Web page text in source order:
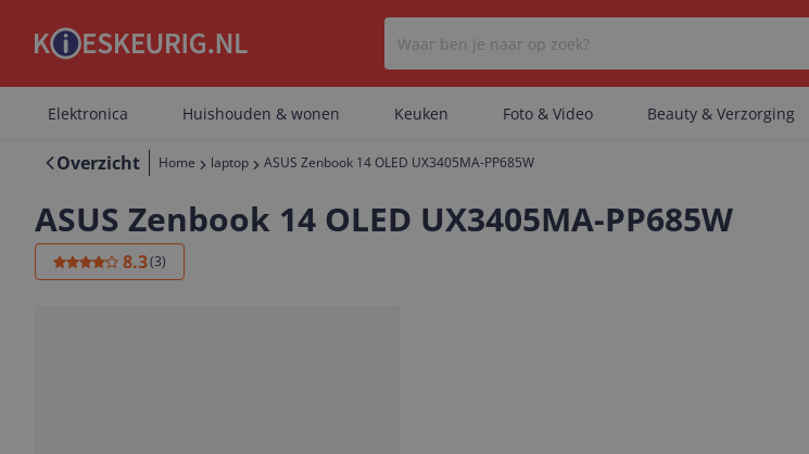
Elektronica Huishouden & wonen Keuken Foto & Video Beauty & Verzorging
Overzicht Home laptop ASUS Zenbook 14 OLED UX3405MA-PP685W
ASUS Zenbook 14 OLED UX3405MA-PP685W
8.3(3)